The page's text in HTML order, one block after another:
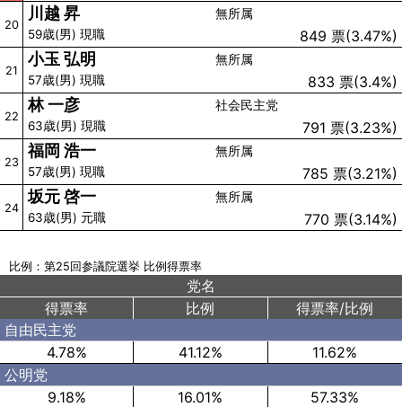
20
川越 昇
59歳(男) 現職
無所属
849 票(3.47%)
21
小玉 弘明
57歳(男) 現職
無所属
833 票(3.4%)
22
林 一彦
63歳(男) 現職
社会民主党
791 票(3.23%)
23
福岡 浩一
57歳(男) 現職
無所属
785 票(3.21%)
24
坂元 啓一
63歳(男) 元職
無所属
770 票(3.14%)
比例：第25回参議院選挙 比例得票率
党名
得票率
比例
得票率/比例
自由民主党
4.78%
41.12%
11.62%
公明党
9.18%
16.01%
57.33%